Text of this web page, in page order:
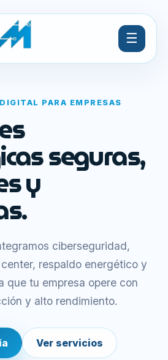
☰
PARA EMPRESAS
seguras,
y
ciberseguridad,
respaldo energético y
que tu empresa opere con
y alto rendimiento.
Ver servicios